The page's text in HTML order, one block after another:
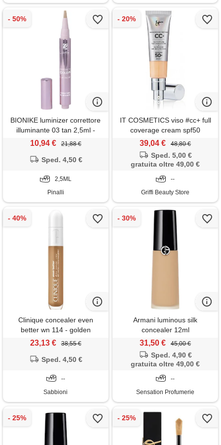
BIONIKE luminizer correttore
illuminante 03 tan 2,5ml -
correttore
10,94 € 21,88 €
Sped. 4,50 €
2,5ML
Pinalli
IT COSMETICS viso #cc+ full
coverage cream spf50
39,04 € 48,80 €
Sped. 5,00 €
gratuita oltre 49,00 €
--
Griffi Beauty Store
Clinique concealer even
better wn 114 - golden
23,13 € 38,55 €
Sped. 4,50 €
--
Sabbioni
Armani luminous silk
concealer 12ml
31,50 € 45,00 €
Sped. 4,90 €
gratuita oltre 49,00 €
--
Sensation Profumerie